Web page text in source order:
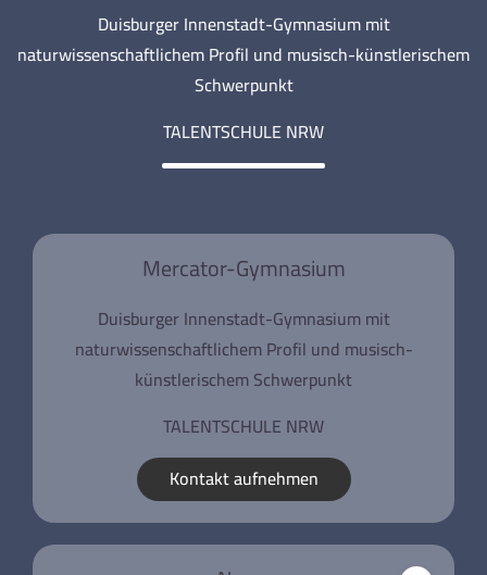
Duisburger Innenstadt-Gymnasium mit
naturwissenschaftlichem Profil und musisch-künstlerischem
Schwerpunkt
TALENTSCHULE NRW
Mercator-Gymnasium
Duisburger Innenstadt-Gymnasium mit
naturwissenschaftlichem Profil und musisch-
künstlerischem Schwerpunkt
TALENTSCHULE NRW
Kontakt aufnehmen